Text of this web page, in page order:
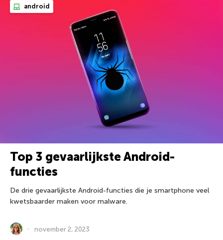
android
Top 3 gevaarlijkste Android-
functies
De drie gevaarlijkste Android-functies die je smartphone veel
kwetsbaarder maken voor malware.
november 2, 2023